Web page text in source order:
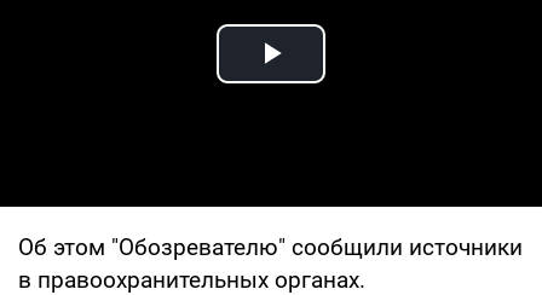
Play Video
Об этом "Обозревателю" сообщили источники
в правоохранительных органах.